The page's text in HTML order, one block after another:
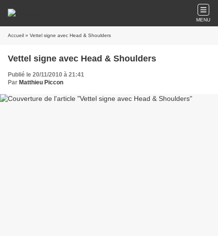
MENU
Accueil » Vettel signe avec Head & Shoulders
Vettel signe avec Head & Shoulders
Publié le 20/11/2010 à 21:41
Par Matthieu Piccon